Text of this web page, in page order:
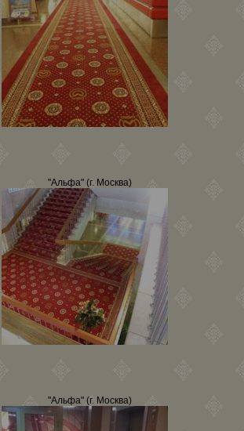
"Альфа" (г. Москва)
"Альфа" (г. Москва)